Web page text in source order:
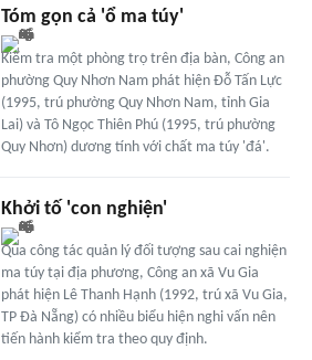
Tóm gọn cả 'ổ ma túy'
Kiểm tra một phòng trọ trên địa bàn, Công an
phường Quy Nhơn Nam phát hiện Đỗ Tấn Lực
(1995, trú phường Quy Nhơn Nam, tỉnh Gia
Lai) và Tô Ngọc Thiên Phú (1995, trú phường
Quy Nhơn) dương tính với chất ma túy 'đá'.
Khởi tố 'con nghiện'
Qua công tác quản lý đối tượng sau cai nghiện
ma túy tại địa phương, Công an xã Vu Gia
phát hiện Lê Thanh Hạnh (1992, trú xã Vu Gia,
TP Đà Nẵng) có nhiều biểu hiện nghi vấn nên
tiến hành kiểm tra theo quy định.